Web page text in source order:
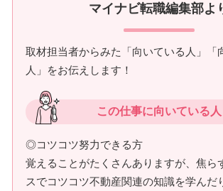
マイナビ転職編集部よ
取材担当者からみた「向いている人」「
人」をお伝えします！
この仕事に向いている人
◎コツコツ努力できる方
覚えることがたくさんありますが、焦ら
スでコツコツ不動産関連の知識を学んだ